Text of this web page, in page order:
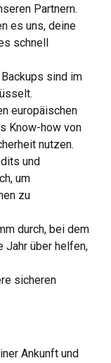
Partnern.
es uns, deine
schnell
sind im
europäischen
Know-how von
nutzen.
und
um
zu
durch, bei dem
Jahr über helfen,
sicheren
Ankunft und